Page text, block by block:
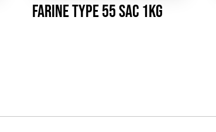
Farine type 55 sac 1kg